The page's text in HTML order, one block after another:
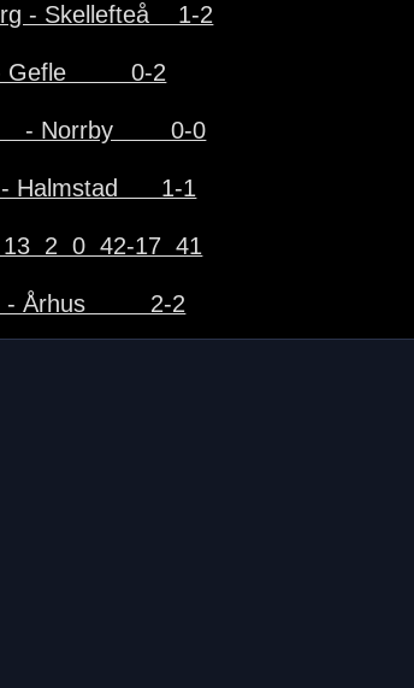
- Skellefteå    1-2
Gefle         0-2
- Norrby        0-0
Halmstad      1-1
2  0  42-17  41
Århus         2-2